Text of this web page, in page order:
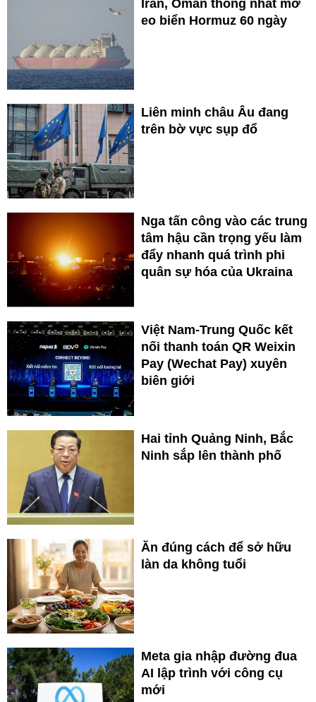
Iran, Oman thống nhất mở
eo biển Hormuz 60 ngày
Liên minh châu Âu đang
trên bờ vực sụp đổ
Nga tấn công vào các trung
tâm hậu cần trọng yếu làm
đẩy nhanh quá trình phi
quân sự hóa của Ukraina
Việt Nam-Trung Quốc kết
nối thanh toán QR Weixin
Pay (Wechat Pay) xuyên
biên giới
Hai tỉnh Quảng Ninh, Bắc
Ninh sắp lên thành phố
Ăn đúng cách để sở hữu
làn da không tuổi
Meta gia nhập đường đua
AI lập trình với công cụ
mới